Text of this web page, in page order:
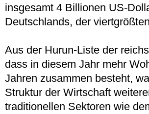
insgesamt 4 Billionen US-
Deutschlands, der
Aus der Hurun-Liste der
dass in diesem Jahr mehr
Jahren zusammen besteht,
Struktur der Wirtschaft
traditionellen Sektoren wie